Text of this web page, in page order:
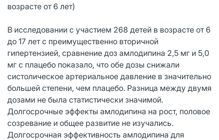
возрасте от 6 лет)
В исследовании с участием 268 детей в возрасте от 6
до 17 лет с преимущественно вторичной
гипертензией, сравнение доз амлодипина 2,5 мг и 5,0
мг с плацебо показало, что обе дозы снижали
систолическое артериальное давление в значительно
большей степени, чем плацебо. Разница между двумя
дозами не была статистически значимой.
Долгосрочные эффекты амлодипина на рост, половое
созревание и общее развитие не изучались.
Долгосрочная эффективность амлодипина для